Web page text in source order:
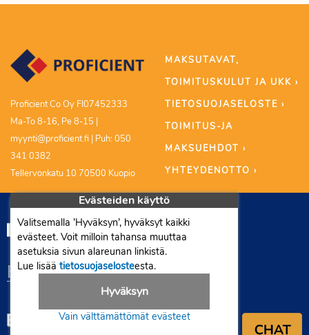
Proficient Co Oy FI07452333
Ma-To 8-16, Pe 8-15 |
myynti@proficient.fi | Puh: 050
341 0382
Tellervonkatu 10 70500 Kuopio
MAKSUTAVAT,
TOIMITUSKULUT JA UKK ›
TIETOSUOJASELOSTE ›
TOIMITUS-JA
MAKSUEHDOT ›
YHTEYDENOTTO ›
Evästeiden käyttö
Valitsemalla ’Hyväksyn’, hyväksyt kaikki
evästeet. Voit milloin tahansa muuttaa
asetuksia sivun alareunan linkistä.
Lue lisää tietosuojaselosteesta.
Hyväksyn
Vain välttämättömät evästeet